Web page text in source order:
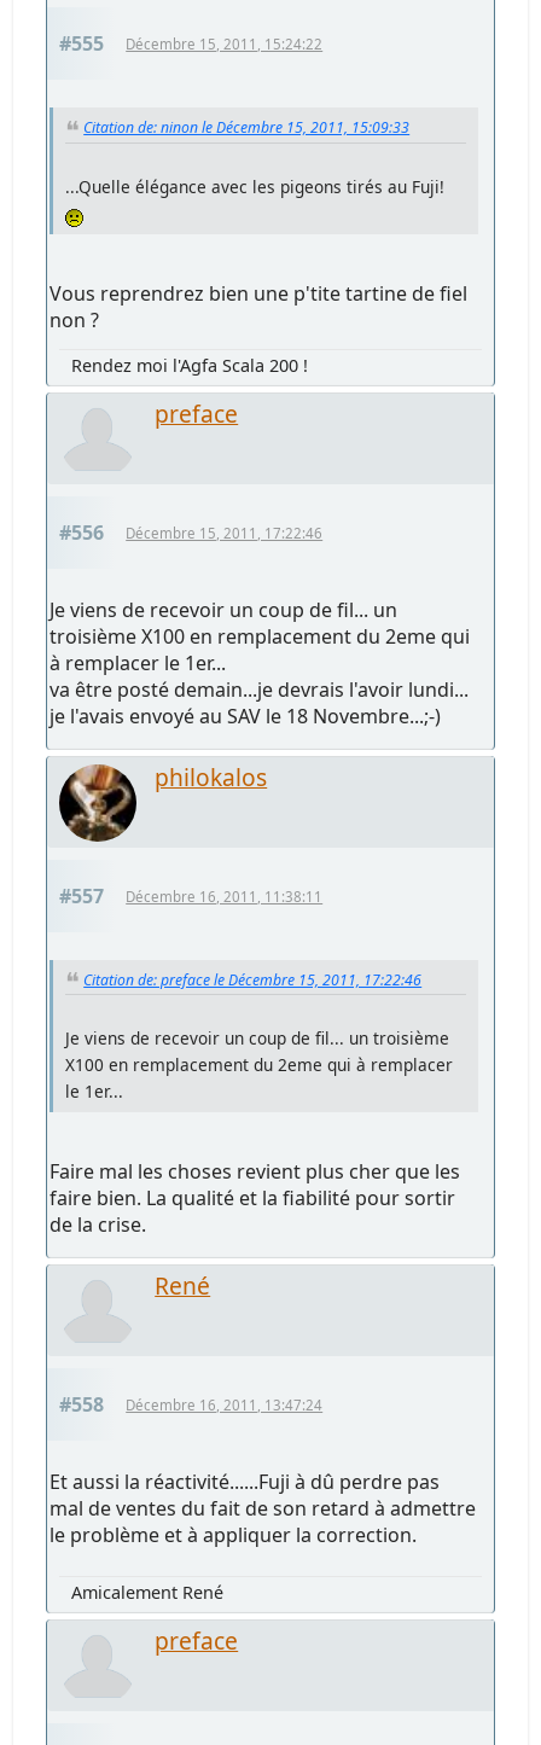
#555 Décembre 15, 2011, 15:24:22
Citation de: ninon le Décembre 15, 2011, 15:09:33
...Quelle élégance avec les pigeons tirés au Fuji!
Vous reprendrez bien une p'tite tartine de fiel
non ?
Rendez moi l'Agfa Scala 200 !
preface
#556 Décembre 15, 2011, 17:22:46
Je viens de recevoir un coup de fil... un
troisième X100 en remplacement du 2eme qui
à remplacer le 1er...
va être posté demain...je devrais l'avoir lundi...
je l'avais envoyé au SAV le 18 Novembre...;-)
philokalos
#557 Décembre 16, 2011, 11:38:11
Citation de: preface le Décembre 15, 2011, 17:22:46
Je viens de recevoir un coup de fil... un troisième
X100 en remplacement du 2eme qui à remplacer
le 1er...
Faire mal les choses revient plus cher que les
faire bien. La qualité et la fiabilité pour sortir
de la crise.
René
#558 Décembre 16, 2011, 13:47:24
Et aussi la réactivité......Fuji à dû perdre pas
mal de ventes du fait de son retard à admettre
le problème et à appliquer la correction.
Amicalement René
preface